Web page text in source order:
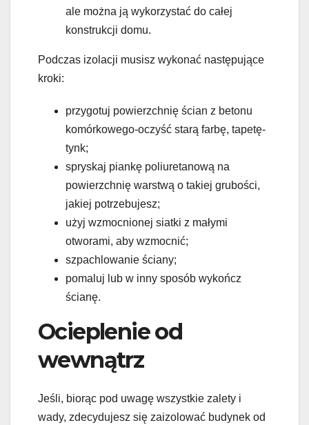
ale można ją wykorzystać do całej
konstrukcji domu.
Podczas izolacji musisz wykonać następujące
kroki:
przygotuj powierzchnię ścian z betonu
komórkowego-oczyść starą farbę, tapetę-
tynk;
spryskaj piankę poliuretanową na
powierzchnię warstwą o takiej grubości,
jakiej potrzebujesz;
użyj wzmocnionej siatki z małymi
otworami, aby wzmocnić;
szpachlowanie ściany;
pomaluj lub w inny sposób wykończ
ścianę.
Ocieplenie od
wewnątrz
Jeśli, biorąc pod uwagę wszystkie zalety i
wady, zdecydujesz się zaizolować budynek od